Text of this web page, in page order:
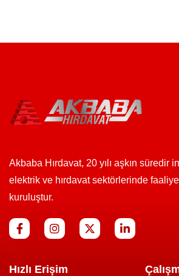
Akbaba Hırdavat, 20 yılı aşkın süredir
elektrik ve hırdavat sektörlerinde
kuruluştur.
Hızlı Erişim